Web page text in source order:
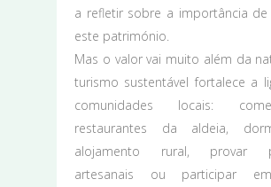
a refletir sobre a importância
este património.
Mas o valor vai muito além da
turismo sustentável fortalece a
comunidades locais:
restaurantes da aldeia,
alojamento rural, provar
artesanais ou participar